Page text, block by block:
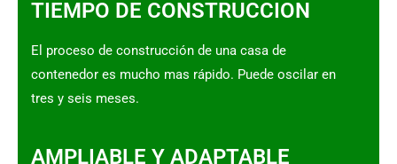
TIEMPO DE CONSTRUCCION
El proceso de construcción de una casa de
contenedor es mucho mas rápido. Puede oscilar en
tres y seis meses.
AMPLIABLE Y ADAPTABLE